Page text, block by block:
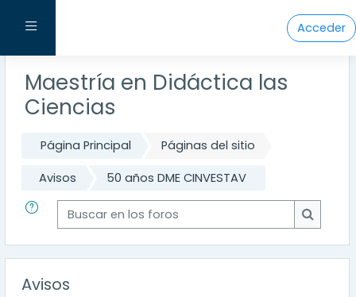
Panel lateral Acceder
Maestría en Didáctica las
Ciencias
Página Principal Páginas del sitio
Avisos
50 años DME CINVESTAV
Buscar en los foros
Buscar
Avisos